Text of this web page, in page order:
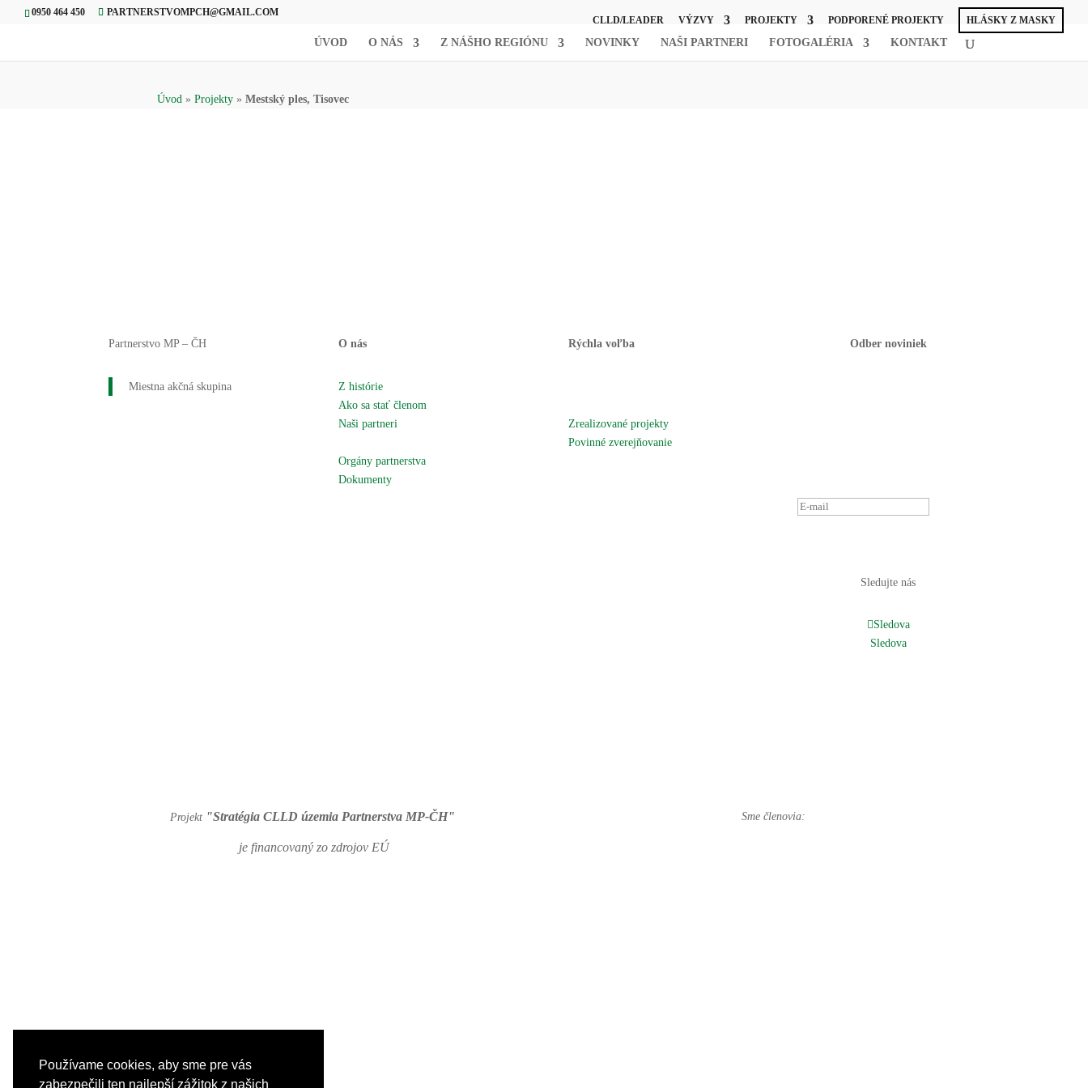
Používame cookies, aby sme pre vás
zabezpečili ten najlepší zážitok z našich
0950 464 450 PARTNERSTVOMPCH@GMAIL.COM
CLLD/LEADER VÝZVY PROJEKTY PODPORENÉ PROJEKTY HLÁSKY Z MASKY
ÚVOD O NÁS Z NÁŠHO REGIÓNU NOVINKY NAŠI PARTNERI FOTOGALÉRIA KONTAKT
Úvod »Projekty »Mestský ples, Tisovec
Partnerstvo MP – ČH
Miestna akčná skupina
O nás
Z histórie
Ako sa stať členom
Naši partneri
Orgány partnerstva
Dokumenty
Rýchla voľba
Zrealizované projekty
Povinné zverejňovanie
Odber noviniek
Sledujte nás
Sledova
Sledova
Projekt "Stratégia CLLD územia Partnerstva MP-ČH"
je financovaný zo zdrojov EÚ
Sme členovia: